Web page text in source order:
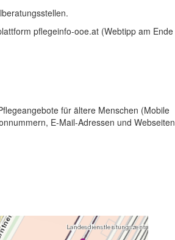
pflegeinfo-ooe.at (Webtipp am Ende
für ältere Menschen (Mobile
E-Mail-Adressen und Webseiten